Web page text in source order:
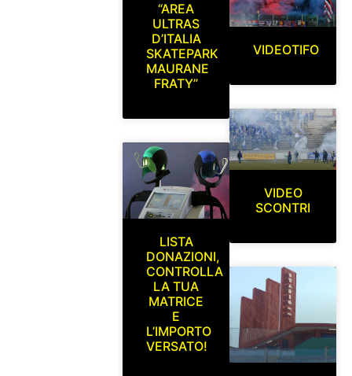
“AREA
ULTRAS
D’ITALIA
SKATEPARK
MAURANE
FRATY”
LISTA
DONAZIONI,
CONTROLLA
LA TUA
MATRICE
E
L’IMPORTO
VERSATO!
VIDEOTIFO
VIDEO
SCONTRI